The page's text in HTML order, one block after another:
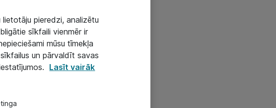
pieredzi, analizētu
sīkfaili vienmēr ir
mūsu tīmekļa
un pārvaldīt savas
Lasīt vairāk